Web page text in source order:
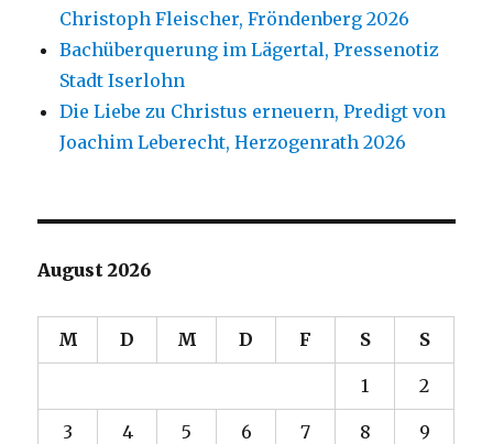
Christoph Fleischer, Fröndenberg 2026
Bachüberquerung im Lägertal, Pressenotiz
Stadt Iserlohn
Die Liebe zu Christus erneuern, Predigt von
Joachim Leberecht, Herzogenrath 2026
August 2026
M D M D F S S
1 2
3 4 5 6 7 8 9